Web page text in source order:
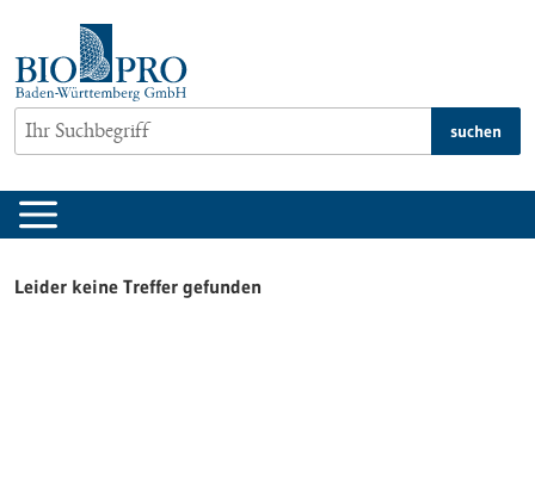
springen
suchen
Leider keine Treffer gefunden